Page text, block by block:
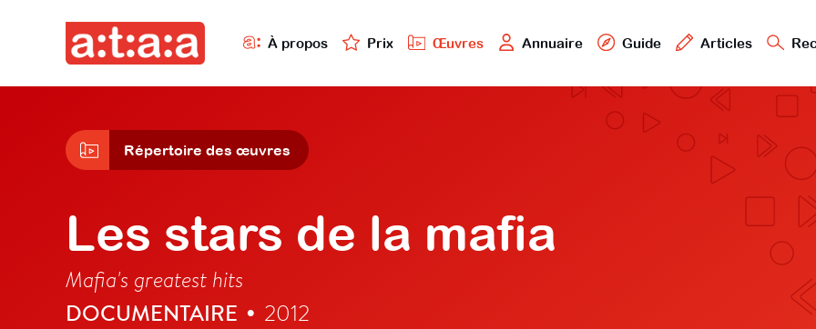
À propos Prix Œuvres Annuaire Guide Articles
Répertoire des œuvres
Les stars de la mafia
Mafia's greatest hits
DOCUMENTAIRE • 2012